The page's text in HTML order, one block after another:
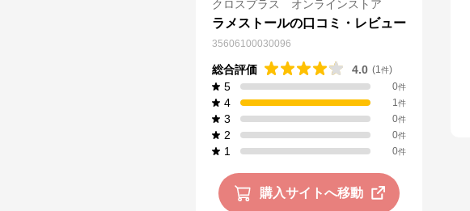
クロスプラス オンラインストア
ラメストールの口コミ・レビュー
35606100030096
総合評価 4.0 (1 件)
5 0件
4 1件
3 0件
2 0件
1 0件
購入サイトへ移動